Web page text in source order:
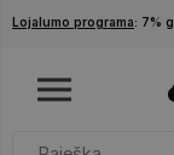
Lojalumo programa: 7%